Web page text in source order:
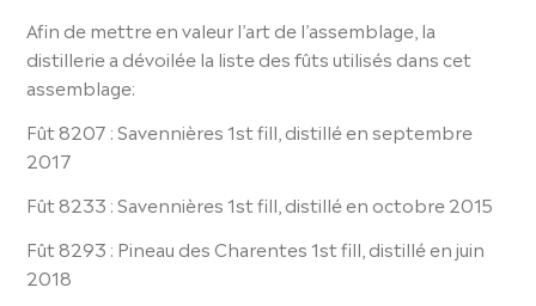
Afin de mettre en valeur l’art de l’assemblage, la
distillerie a dévoilée la liste des fûts utilisés dans cet
assemblage:
Fût 8207 : Savennières 1st fill, distillé en septembre
2017
Fût 8233 : Savennières 1st fill, distillé en octobre 2015
Fût 8293 : Pineau des Charentes 1st fill, distillé en juin
2018